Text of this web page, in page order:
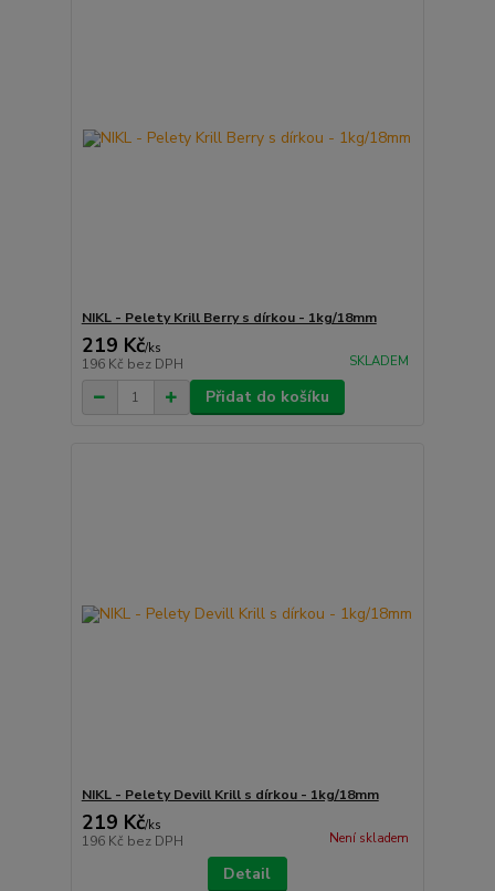
NIKL - Pelety Krill Berry s dírkou - 1kg/18mm
219 Kč/ks
196 Kč bez DPH SKLADEM
Přidat do košíku
NIKL - Pelety Devill Krill s dírkou - 1kg/18mm
219 Kč/ks
196 Kč bez DPH Není skladem
Detail